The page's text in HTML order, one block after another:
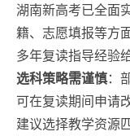
湖南新高考已全面
籍、志愿填报等方
多年复读指导经验
选科策略需谨慎：
可在复读期间申请
建议选择教学资源